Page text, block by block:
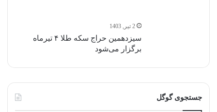
2 تیر, 1403
سیزدهمین حراج سکه طلا ۴ تیرماه
برگزار می‌شود
جستجوی گوگل